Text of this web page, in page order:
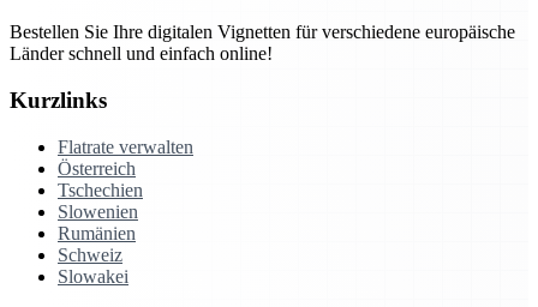
Bestellen Sie Ihre digitalen Vignetten für verschiedene europäische
Länder schnell und einfach online!
Kurzlinks
Flatrate verwalten
Österreich
Tschechien
Slowenien
Rumänien
Schweiz
Slowakei